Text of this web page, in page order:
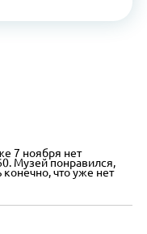
7 ноября нет
Музей понравился,
что уже нет